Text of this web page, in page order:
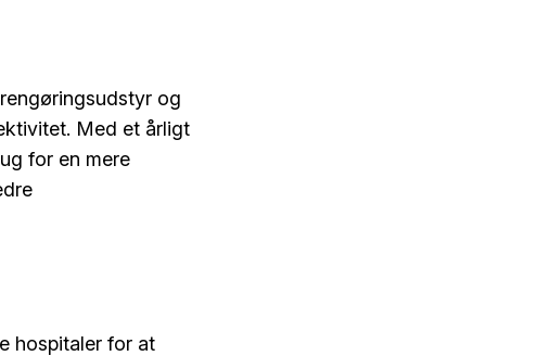
og
Med et årligt
for en mere
hospitaler for at